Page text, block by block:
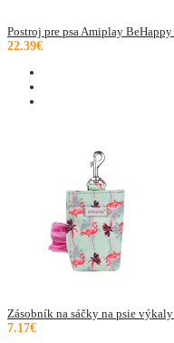
Postroj pre psa Amiplay
22.39€
Zásobník na sáčky na psie
7.17€